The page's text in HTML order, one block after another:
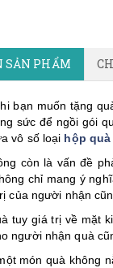
SẢN PHẨM
bạn muốn tặng
sức để ngồi gói
vô số loại hộp
còn là vấn đề
chỉ mang ý
của người nhận
tuy giá trị về mặt
người nhận quà
món quà không